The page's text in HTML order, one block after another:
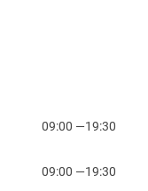
09:00 —19:30
09:00 —19:30